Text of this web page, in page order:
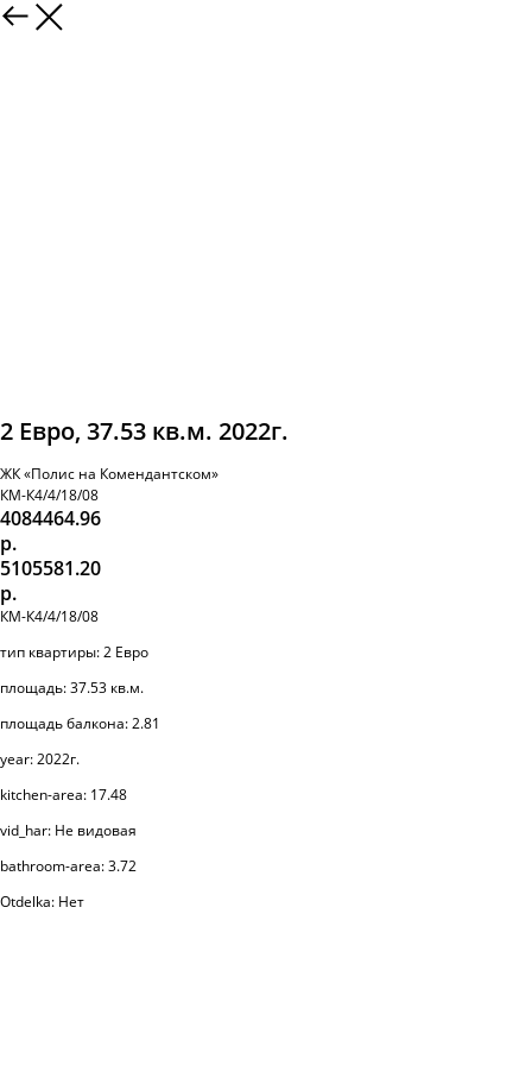
2 Евро, 37.53 кв.м. 2022г.
ЖК «Полис на Комендантском»
КМ-К4/4/18/08
4084464.96
р.
5105581.20
р.
КМ-К4/4/18/08
тип квартиры: 2 Евро
площадь: 37.53 кв.м.
площадь балкона: 2.81
year: 2022г.
kitchen-area: 17.48
vid_har: Не видовая
bathroom-area: 3.72
Otdelka: Нет